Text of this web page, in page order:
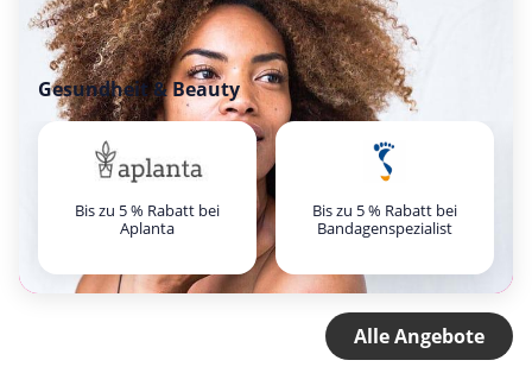
Gesundheit & Beauty
Bis zu 5 % Rabatt bei
Aplanta
Bis zu 5 % Rabatt bei
Bandagenspezialist
Alle Angebote